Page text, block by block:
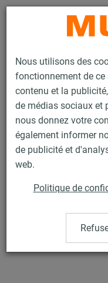
Nous utilisons des
fonctionnement de ce
contenu et la
de médias sociaux et
nous donnez votre
également informer
de publicité et
web.
Politique de
Produits Technique de
Colliers et accessoires
Collier
Collier, DIN 3567